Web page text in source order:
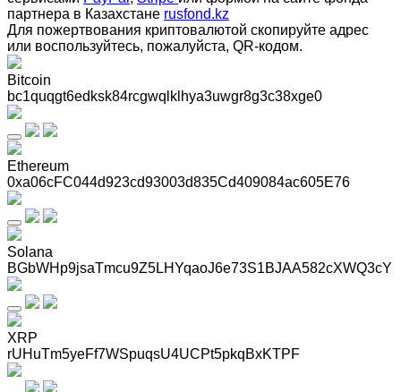
партнера в Казахстане rusfond.kz
Для пожертвования криптовалютой скопируйте адрес
или воспользуйтесь, пожалуйста, QR-кодом.
Bitcoin
bc1quqgt6edksk84rcgwqlklhya3uwgr8g3c38xge0
Ethereum
0xa06cFC044d923cd93003d835Cd409084ac605E76
Solana
BGbWHp9jsaTmcu9Z5LHYqaoJ6e73S1BJAA582cXWQ3cY
XRP
rUHuTm5yeFf7WSpuqsU4UCPt5pkqBxKTPF